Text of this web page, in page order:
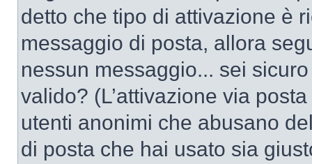
detto che tipo di attivazione è
messaggio di posta, allora
nessun messaggio... sei
valido? (L’attivazione via
utenti anonimi che abusano
di posta che hai usato sia